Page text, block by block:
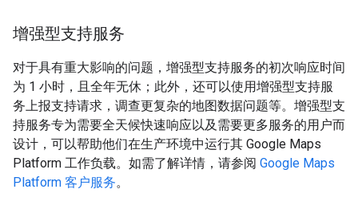
增强型支持服务
对于具有重大影响的问题，增强型支持服务的初次响应时间
为 1 小时，且全年无休；此外，还可以使用增强型支持服
务上报支持请求，调查更复杂的地图数据问题等。增强型支
持服务专为需要全天候快速响应以及需要更多服务的用户而
设计，可以帮助他们在生产环境中运行其 Google Maps
Platform 工作负载。如需了解详情，请参阅 Google Maps
Platform 客户服务。